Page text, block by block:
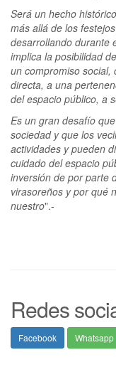
Será un hecho
más allá de los
desarrollando durante
implica la posibilidad
un compromiso social,
directa, a una
del espacio público, a
Es un gran desafío
sociedad y que los
actividades y pueden
cuidado del espacio
inversión de por parte
virasoreños y por qué
nuestro".-
Redes
Facebook Whatsapp